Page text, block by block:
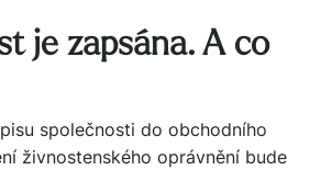
je zapsána. A co
společnosti do obchodního
živnostenského oprávnění bude